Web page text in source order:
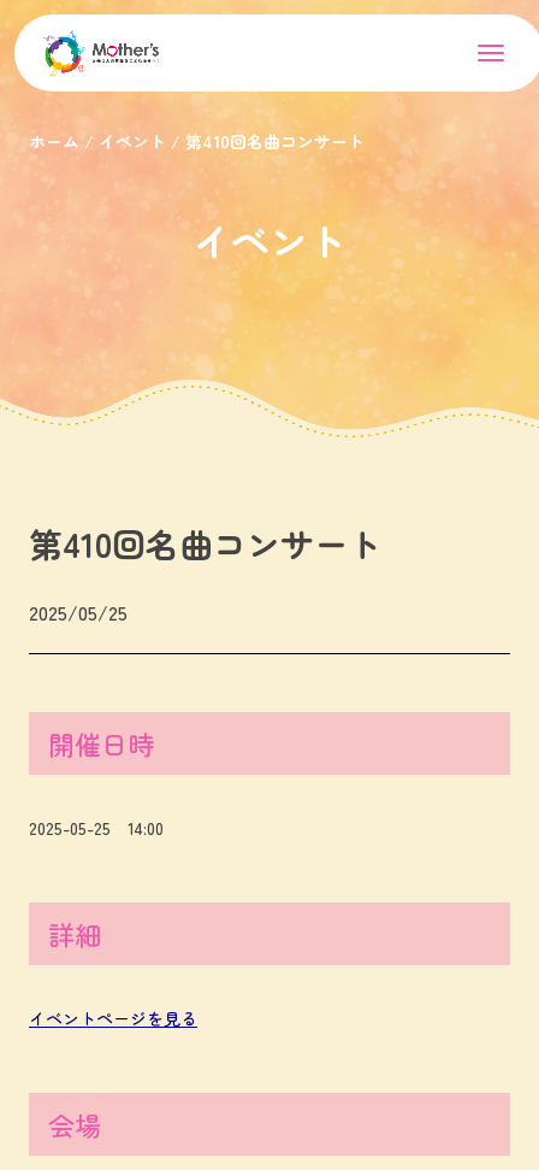
ホーム イベント 第410回名曲コンサート
イベント
第410回名曲コンサート
2025/05/25
開催日時
2025-05-25 14:00
詳細
イベントページを見る
会場